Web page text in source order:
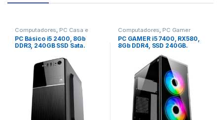
Computadores PC Casa e
Trabalho
PC Básico i5 2400, 8Gb
DDR3, 240GB SSD Sata.
Computadores PC Gamer
Baratinho
PC GAMER i5 7400, RX580,
8Gb DDR4, SSD 240GB.